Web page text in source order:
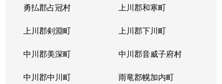
勇払郡占冠村 上川郡和寒町
上川郡剣淵町 上川郡下川町
中川郡美深町 中川郡音威子府村
中川郡中川町 雨竜郡幌加内町